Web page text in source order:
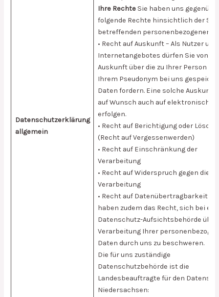
Datenschutzerklärung
allgemein
Ihre RechteSie haben uns
folgende Rechte hinsichtlich der Sie
betreffenden personenbezogenen
• Recht auf Auskunft – Als Nutzer
Internetangebotes dürfen Sie von
Auskunft über die zu Ihrer Person
Ihrem Pseudonym bei uns
Daten fordern. Eine solche Auskunft
auf Wunsch auch auf
erfolgen.
• Recht auf Berichtigung oder
(Recht auf Vergessenwerden)
• Recht auf Einschränkung der
Verarbeitung
• Recht auf Widerspruch gegen die
Verarbeitung
• Recht auf Datenübertragbarkeit Sie
haben zudem das Recht, sich bei
Datenschutz-Aufsichtsbehörde über
Verarbeitung Ihrer
Daten durch uns zu beschweren.
Die für uns zuständige
Datenschutzbehörde ist die
Landesbeauftragte für den
Niedersachsen: